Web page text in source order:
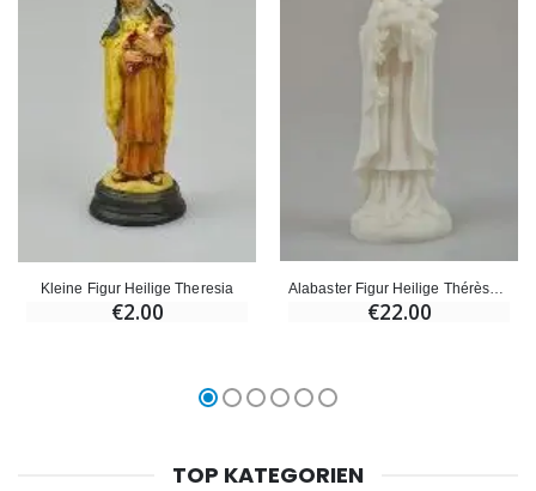
Kleine Figur Heilige Theresia
€2.00
Alabaster Figur Heilige Thérèse - 14cm
€22.00
TOP KATEGORIEN